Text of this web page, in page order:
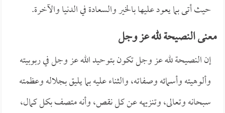
حيث أتى بما يعود عليها بالخير والسعادة في الدنيا والآخرة.
معنى النصيحة لله عز وجل
إن النصيحة لله عز وجل تكون بتوحيد الله عز وجل في ربوبيته
وألوهيته وأسمائه وصفاته، والثناء عليه بما يليق بجلاله وعظمته
سبحانه وتعالى، وتنزيهه عن كل نقص، وأنه متصف بكل كمال،